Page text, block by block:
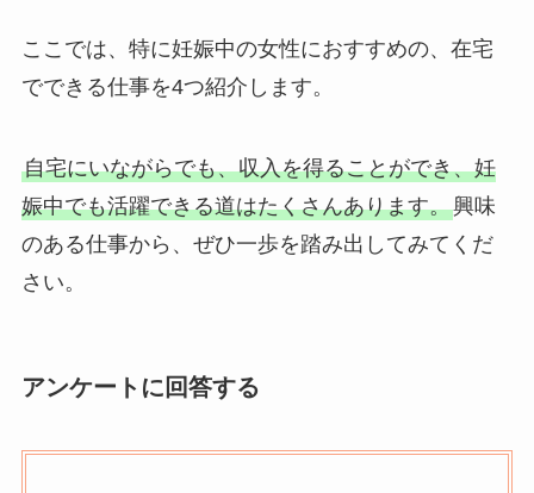
ここでは、特に妊娠中の女性におすすめの、在宅
でできる仕事を4つ紹介します。
自宅にいながらでも、収入を得ることができ、妊
娠中でも活躍できる道はたくさんあります。興味
のある仕事から、ぜひ一歩を踏み出してみてくだ
さい。
アンケートに回答する